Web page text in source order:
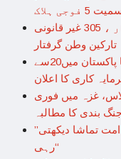
5 فوجی ہلاک
سعودی عرب ، ایک ہفتے کے دوران 17 ہزار ، 305 غیر قانونی
تارکین وطن گرفتار
اماراتی رئیل سٹیٹ کی کمپنیوں کے گروپ کا پاکستان میں20سے
غزہ میں فوری
بندی کا مطالبہ
’’یا رسول اللہﷺ! ہمارے ٹکڑے ہوتے رہے اور امت تماشا دیکھتی
رہی‘‘